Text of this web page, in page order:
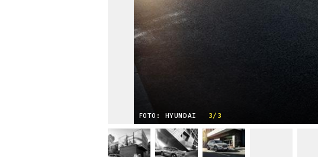
FOTO: HYUNDAI 3/3